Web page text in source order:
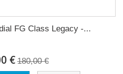
FG Class Legacy -...
€ 180,00 €